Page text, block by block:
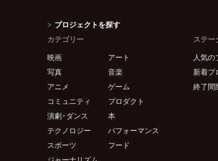
プロジェクトを探す
カテゴリー
映画
アート
写真
音楽
アニメ
ゲーム
コミュニティ
プロダクト
演劇・ダンス
本
テクノロジー
パフォーマンス
スポーツ
フード
ステー
人気の
新着プ
終了間